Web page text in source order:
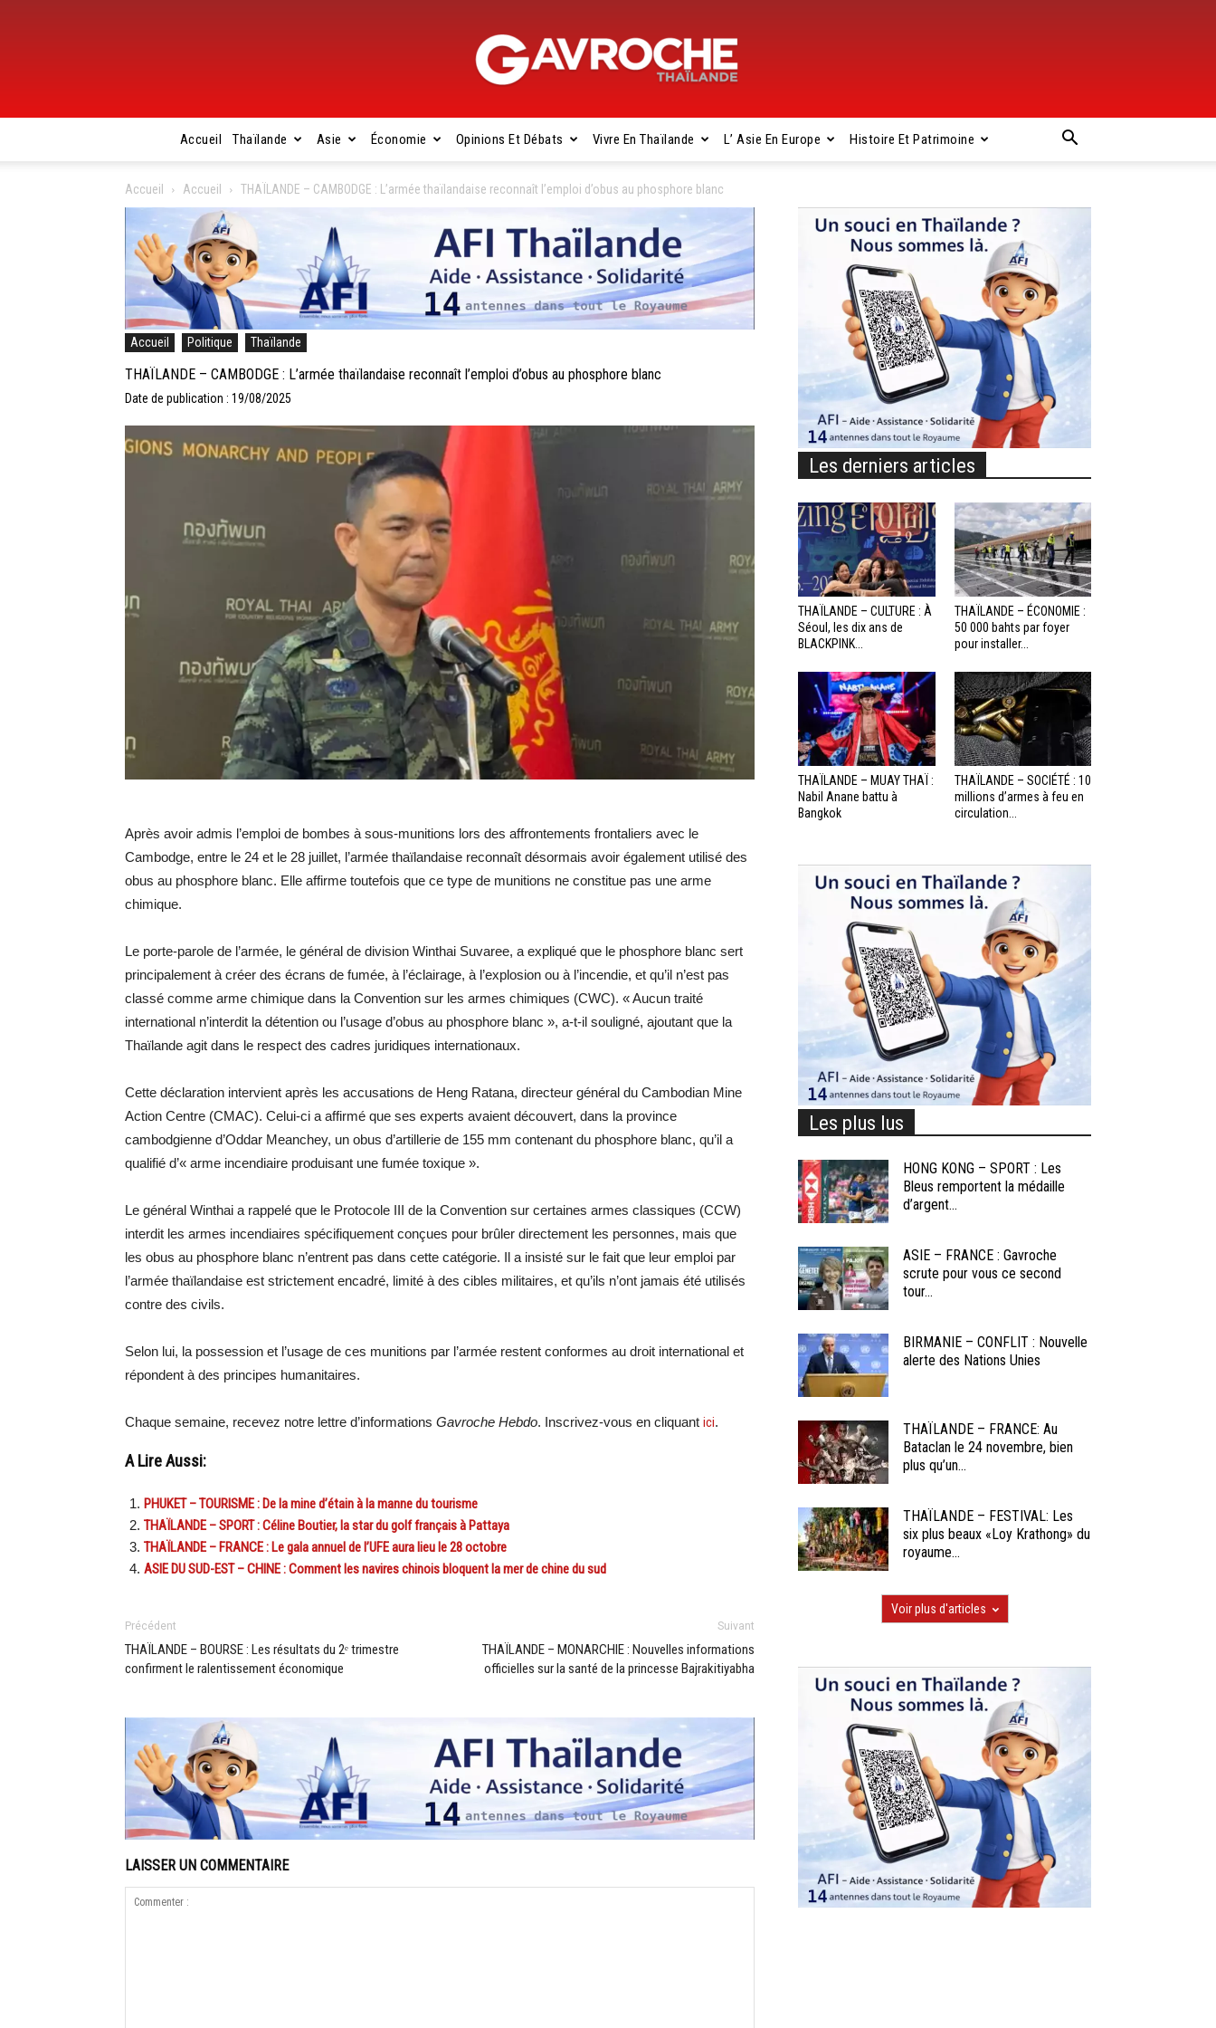
Gavroche
Thaïlande
Accueil Thaïlande Asie Économie Opinions Et Débats Vivre En Thaïlande L’ Asie En Europe Histoire Et Patrimoine
Accueil Accueil THAÏLANDE – CAMBODGE : L’armée thaïlandaise reconnaît l’emploi d’obus au phosphore blanc
Accueil Politique Thaïlande
THAÏLANDE – CAMBODGE : L’armée thaïlandaise reconnaît l’emploi d’obus au phosphore blanc
Date de publication : 19/08/2025
Après avoir admis l’emploi de bombes à sous-munitions lors des affrontements frontaliers avec le
Cambodge, entre le 24 et le 28 juillet, l’armée thaïlandaise reconnaît désormais avoir également utilisé des
obus au phosphore blanc. Elle affirme toutefois que ce type de munitions ne constitue pas une arme
chimique.
Le porte-parole de l’armée, le général de division Winthai Suvaree, a expliqué que le phosphore blanc sert
principalement à créer des écrans de fumée, à l’éclairage, à l’explosion ou à l’incendie, et qu’il n’est pas
classé comme arme chimique dans la Convention sur les armes chimiques (CWC). « Aucun traité
international n’interdit la détention ou l’usage d’obus au phosphore blanc », a-t-il souligné, ajoutant que la
Thaïlande agit dans le respect des cadres juridiques internationaux.
Cette déclaration intervient après les accusations de Heng Ratana, directeur général du Cambodian Mine
Action Centre (CMAC). Celui-ci a affirmé que ses experts avaient découvert, dans la province
cambodgienne d’Oddar Meanchey, un obus d’artillerie de 155 mm contenant du phosphore blanc, qu’il a
qualifié d’« arme incendiaire produisant une fumée toxique ».
Le général Winthai a rappelé que le Protocole III de la Convention sur certaines armes classiques (CCW)
interdit les armes incendiaires spécifiquement conçues pour brûler directement les personnes, mais que
les obus au phosphore blanc n’entrent pas dans cette catégorie. Il a insisté sur le fait que leur emploi par
l’armée thaïlandaise est strictement encadré, limité à des cibles militaires, et qu’ils n’ont jamais été utilisés
contre des civils.
Selon lui, la possession et l’usage de ces munitions par l’armée restent conformes au droit international et
répondent à des principes humanitaires.
Chaque semaine, recevez notre lettre d’informations Gavroche Hebdo. Inscrivez-vous en cliquant ici.
A Lire Aussi:
PHUKET – TOURISME : De la mine d’étain à la manne du tourisme
THAÏLANDE – SPORT : Céline Boutier, la star du golf français à Pattaya
THAÏLANDE – FRANCE : Le gala annuel de l’UFE aura lieu le 28 octobre
ASIE DU SUD-EST – CHINE : Comment les navires chinois bloquent la mer de chine du sud
Précédent
THAÏLANDE – BOURSE : Les résultats du 2ᵉ trimestre
confirment le ralentissement économique
Suivant
THAÏLANDE – MONARCHIE : Nouvelles informations
officielles sur la santé de la princesse Bajrakitiyabha
LAISSER UN COMMENTAIRE
Les derniers articles
THAÏLANDE – CULTURE : À
Séoul, les dix ans de
BLACKPINK...
THAÏLANDE – ÉCONOMIE :
50 000 bahts par foyer
pour installer...
THAÏLANDE – MUAY THAÏ :
Nabil Anane battu à
Bangkok
THAÏLANDE – SOCIÉTÉ : 10
millions d’armes à feu en
circulation...
Les plus lus
HONG KONG – SPORT : Les
Bleus remportent la médaille
d’argent...
ASIE – FRANCE : Gavroche
scrute pour vous ce second
tour...
BIRMANIE – CONFLIT : Nouvelle
alerte des Nations Unies
THAÏLANDE – FRANCE: Au
Bataclan le 24 novembre, bien
plus qu’un...
THAÏLANDE – FESTIVAL: Les
six plus beaux «Loy Krathong» du
royaume...
Voir plus d'articles